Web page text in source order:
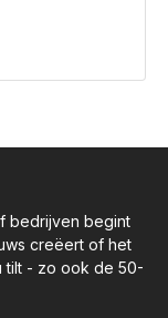
bedrijven begint
creëert of het
tilt - zo ook de 50-